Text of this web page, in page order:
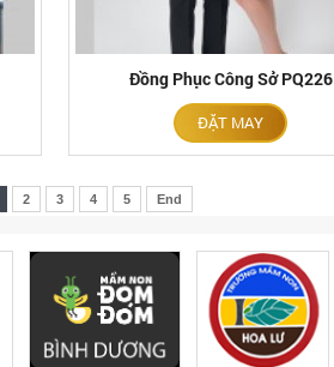
Đồng Phục Công Sở PQ226
ĐẶT MAY
2 3 4 5 End